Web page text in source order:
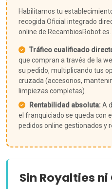
Habilitamos tu
recogida Oficial integrado
online de RecambiosRobot.es.
Tráfico cualificado
que compran a través de la
su pedido, multiplicando tus
cruzada (accesorios,
limpiezas completas).
Rentabilidad absoluta:A
el franquiciado se queda con
pedidos online gestionados y
Sin Royalties ni